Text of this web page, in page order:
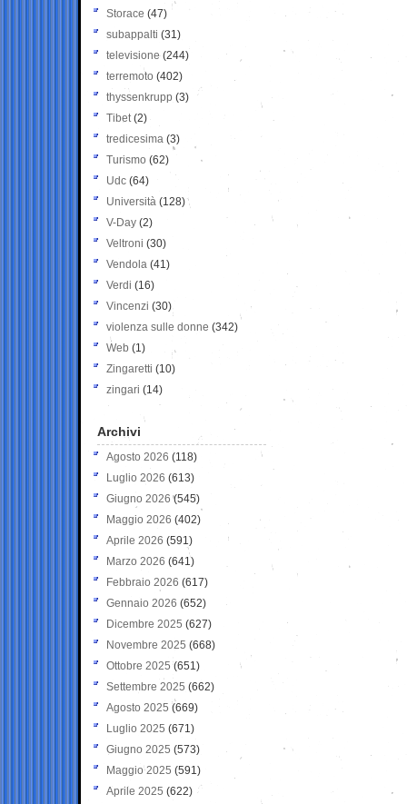
Storace (47)
subappalti (31)
televisione(244)
terremoto (402)
thyssenkrupp (3)
Tibet(2)
tredicesima (3)
Turismo (62)
Udc (64)
Università (128)
V-Day (2)
Veltroni (30)
Vendola (41)
Verdi (16)
Vincenzi (30)
violenza sulle donne (342)
Web (1)
Zingaretti (10)
zingari (14)
Archivi
Agosto 2026 (118)
Luglio 2026 (613)
Giugno 2026 (545)
Maggio 2026 (402)
Aprile 2026 (591)
Marzo 2026 (641)
Febbraio 2026 (617)
Gennaio 2026 (652)
Dicembre 2025 (627)
Novembre 2025 (668)
Ottobre 2025 (651)
Settembre 2025 (662)
Agosto 2025 (669)
Luglio 2025 (671)
Giugno 2025 (573)
Maggio 2025 (591)
Aprile 2025 (622)